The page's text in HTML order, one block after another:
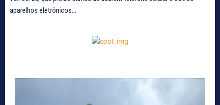
aparelhos eletrônicos...